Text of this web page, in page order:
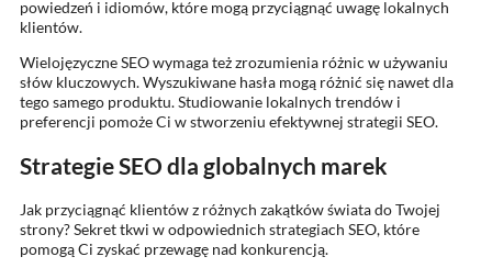
powiedzeń i idiomów, które mogą przyciągnąć uwagę lokalnych
klientów.
Wielojęzyczne SEO wymaga też zrozumienia różnic w używaniu
słów kluczowych. Wyszukiwane hasła mogą różnić się nawet dla
tego samego produktu. Studiowanie lokalnych trendów i
preferencji pomoże Ci w stworzeniu efektywnej strategii SEO.
Strategie SEO dla globalnych marek
Jak przyciągnąć klientów z różnych zakątków świata do Twojej
strony? Sekret tkwi w odpowiednich strategiach SEO, które
pomogą Ci zyskać przewagę nad konkurencją.